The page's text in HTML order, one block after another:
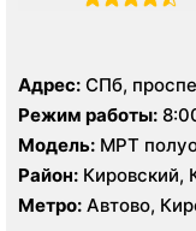
Адрес: СПб,
Режим работы:
Модель: МРТ
Espree 1.5 Тесла,
среза
Район: Кировский,
область,
Метро: Автово,